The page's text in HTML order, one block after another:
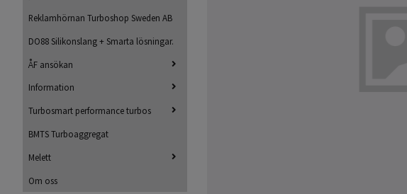
Reklamhörnan Turboshop Sweden AB
DO88 Silikonslang + Smarta lösningar.
ÅF ansökan
Information
Turbosmart performance turbos
BMTS Turboaggregat
Melett
Om oss